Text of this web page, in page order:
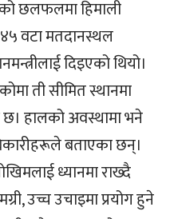
छलफलमा हिमाली
४५ वटा मतदानस्थल
दिइएको थियो।
ती सीमित स्थानमा
हालको अवस्थामा भने
बताएका छन्।
ध्यानमा राख्दै
उच्च उचाइमा प्रयोग हुने